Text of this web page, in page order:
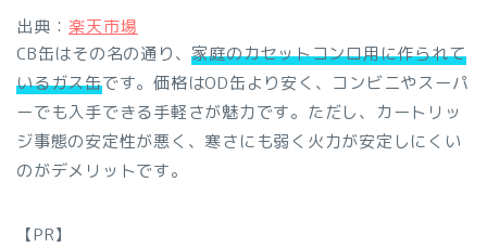
出典： 楽天市場
CB缶はその名の通り、家庭のカセットコンロ用に作られて
いるガス缶です。価格はOD缶より安く、コンビニやスーパ
ーでも入手できる手軽さが魅力です。ただし、カートリッ
ジ事態の安定性が悪く、寒さにも弱く火力が安定しにくい
のがデメリットです。
【PR】